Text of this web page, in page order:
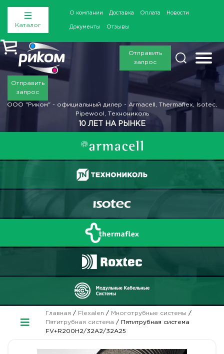
Каталог
О компании Доставка Оплата Новости
Документы Отзывы
Отправить
запрос
Отправить
запрос
ООО "Риком" - официальный дилер - Armacell, Thermaflex, Isotec,
Pipewool, Технониколь
10 ЛЕТ НА РЫНКЕ
Главная / Flexalen / Многотрубные системы /
Пятитрубная система / Пятитрубная система
FV+R200H2/32A2/32A25